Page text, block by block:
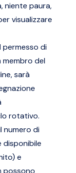
niente paura,
visualizzare
permesso di
membro del
sarà
rotativo.
numero di
e
possono